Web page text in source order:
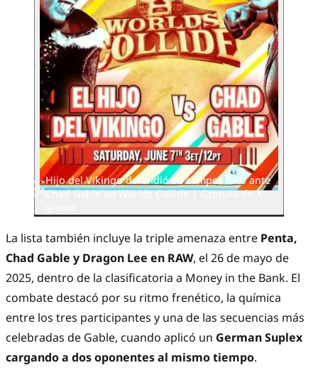
Hijo del Vikingo defendió su campeonato ante
Chad Gable en Worlds Collide | Captura de X:
La lista también incluye la triple amenaza entre Penta,
Chad Gable y Dragon Lee en RAW, el 26 de mayo de
2025, dentro de la clasificatoria a Money in the Bank. El
combate destacó por su ritmo frenético, la química
entre los tres participantes y una de las secuencias más
celebradas de Gable, cuando aplicó un German Suplex
cargando a dos oponentes al mismo tiempo.